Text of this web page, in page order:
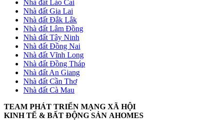
Nhà đất Lào Cai
Nhà đất Gia Lai
Nhà đất Đắk Lắk
Nhà đất Lâm Đồng
Nhà đất Tây Ninh
Nhà đất Đồng Nai
Nhà đất Vĩnh Long
Nhà đất Đồng Tháp
Nhà đất An Giang
Nhà đất Cần Thơ
Nhà đất Cà Mau
TEAM PHÁT TRIỂN MẠNG XÃ HỘI
KINH TẾ & BẤT ĐỘNG SẢN AHOMES